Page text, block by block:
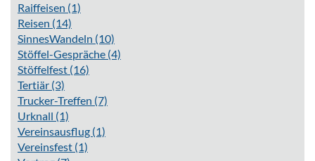
Raiffeisen (1)
Reisen (14)
SinnesWandeln (10)
Stöffel-Gespräche (4)
Stöffelfest (16)
Tertiär (3)
Trucker-Treffen (7)
Urknall (1)
Vereinsausflug (1)
Vereinsfest (1)